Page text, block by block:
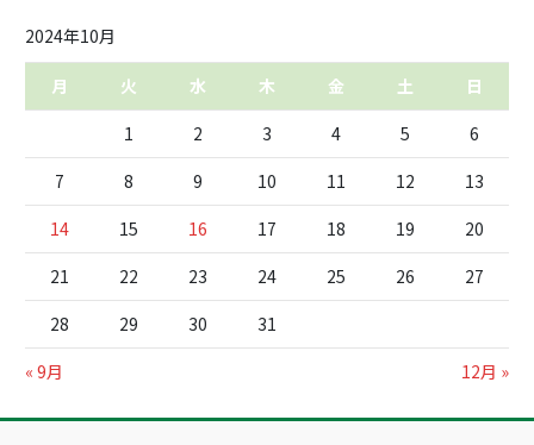
2024年10月
月 火 水 木 金 土
日
1
2 3 4 5
6
7
8 9 10 11 12
13
14
15 16 17 18 19
20
21
22 23 24 25 26
27
28
29 30 31
« 9月 12月 »